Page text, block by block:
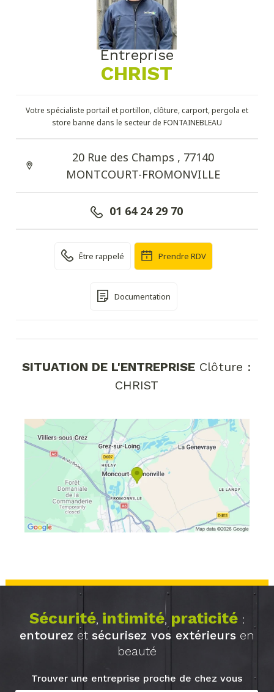
Entreprise
CHRIST
Votre spécialiste portail et portillon, clôture, carport, pergola et
store banne dans le secteur de FONTAINEBLEAU
20 Rue des Champs , 77140
MONTCOURT-FROMONVILLE
01 64 24 29 70
Être rappelé Prendre RDV
Documentation
SITUATION DE L'ENTREPRISE Clôture :
CHRIST
Sécurité, intimité, praticité:
entourez et sécurisez vos extérieurs en
beauté
Trouver une entreprise proche de chez vous